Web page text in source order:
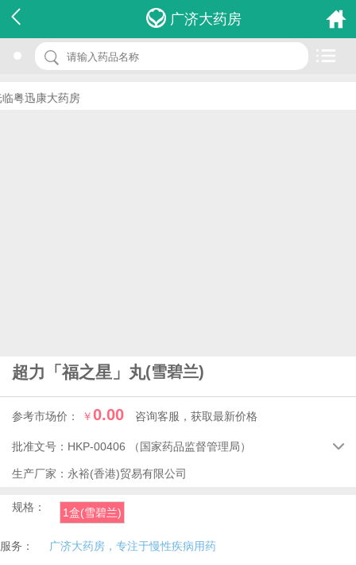
广济大药房
粤迅康大药房
超力「福之星」丸(雪碧兰)
参考市场价： ￥0.00 咨询客服，获取最新价格
名 称：超力「福之星」丸
品 牌：(雪碧兰)
批准文号： HKP-00406 （国家药品监督管理局） 
生产厂家： 永裕(香港)贸易有限公司
规格： 1盒(雪碧兰)
服务： 广济大药房，专注于慢性疾病用药